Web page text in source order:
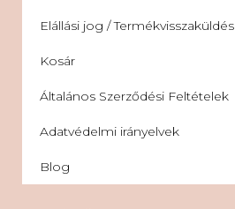
Elállási jog / Termékvisszaküldés
Kosár
Általános Szerződési Feltételek
Adatvédelmi irányelvek
Blog